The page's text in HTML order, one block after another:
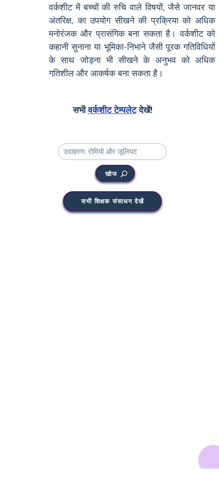
वर्कशीट में बच्चों की रुचि वाले विषयों, जैसे जानवर या
अंतरिक्ष, का उपयोग सीखने की प्रक्रिया को अधिक
मनोरंजक और प्रासंगिक बना सकता है। वर्कशीट को
कहानी सुनाना या भूमिका-निभाने जैसी पूरक गतिविधियों
के साथ जोड़ना भी सीखने के अनुभव को अधिक
गतिशील और आकर्षक बना सकता है।
सभीवर्कशीट टेम्पलेटदेखें!
खोज
सभी शिक्षक संसाधन देखें